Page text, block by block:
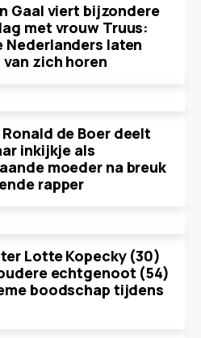
Gaal viert bijzondere
met vrouw Truus:
Nederlanders laten
van zich horen
de Boer deelt
inkijkje als
moeder na breuk
rapper
Lotte Kopecky (30)
echtgenoot (54)
boodschap tijdens